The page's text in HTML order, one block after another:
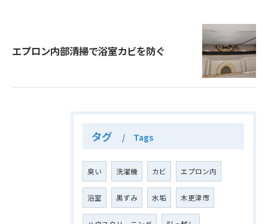
エプロン内部清掃で浴室カビを防ぐ
タグ Tags
臭い 洗濯機 カビ エプロン内
浴室 黒ずみ 水垢 木更津市